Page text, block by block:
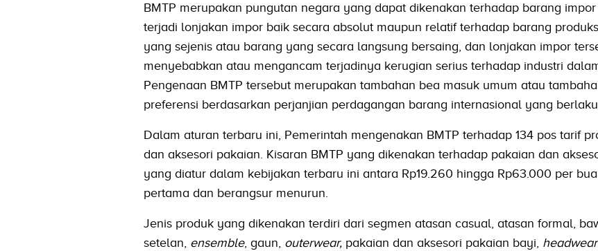
BMTP merupakan pungutan negara yang dapat dikenakan terhadap barang
terjadi lonjakan impor baik secara absolut maupun relatif terhadap barang
yang sejenis atau barang yang secara langsung bersaing, dan lonjakan impor
menyebabkan atau mengancam terjadinya kerugian serius terhadap industri
Pengenaan BMTP tersebut merupakan tambahan bea masuk umum atau
preferensi berdasarkan perjanjian perdagangan barang internasional yang
Dalam aturan terbaru ini, Pemerintah mengenakan BMTP terhadap 134 pos tarif
dan aksesori pakaian. Kisaran BMTP yang dikenakan terhadap pakaian dan
yang diatur dalam kebijakan terbaru ini antara Rp19.260 hingga Rp63.000 per
pertama dan berangsur menurun.
Jenis produk yang dikenakan terdiri dari segmen atasan casual, atasan formal,
setelan, ensemble, gaun, outerwear,pakaian dan aksesori pakaian bayi, headwear